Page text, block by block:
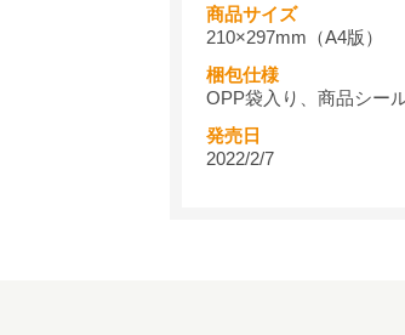
商品サイズ
210×297mm（A4版）
梱包仕様
OPP袋入り、商品シー
発売日
2022/2/7